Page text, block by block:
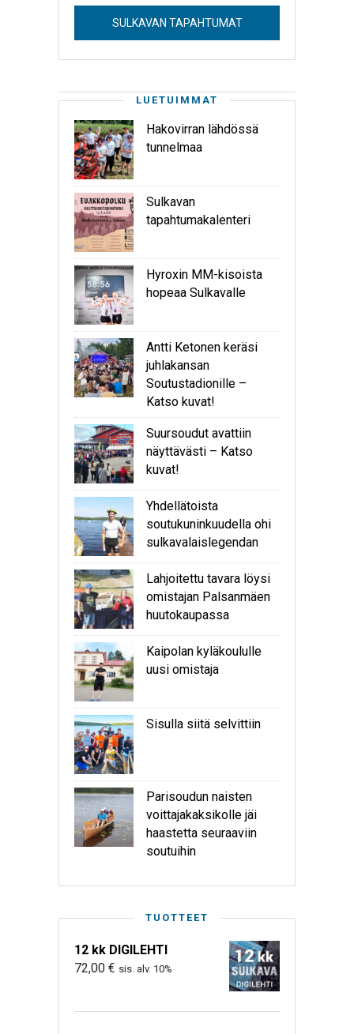
SULKAVAN TAPAHTUMAT
LUETUIMMAT
Hakovirran lähdössä
tunnelmaa
Sulkavan
tapahtumakalenteri
Hyroxin MM-kisoista
hopeaa Sulkavalle
Antti Ketonen keräsi
juhlakansan
Soutustadionille –
Katso kuvat!
Suursoudut avattiin
näyttävästi – Katso
kuvat!
Yhdellätoista
soutukuninkuudella ohi
sulkavalaislegendan
Lahjoitettu tavara löysi
omistajan Palsanmäen
huutokaupassa
Kaipolan kyläkoululle
uusi omistaja
Sisulla siitä selvittiin
Parisoudun naisten
voittajakaksikolle jäi
haastetta seuraaviin
soutuihin
TUOTTEET
12 kk DIGILEHTI
72,00 € sis. alv. 10%